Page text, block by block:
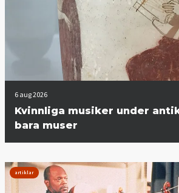
6 aug 2026
Kvinnliga musiker under
bara muser
artiklar